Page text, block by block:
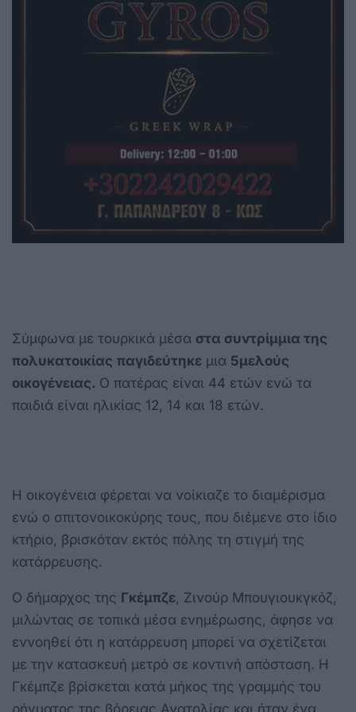
Σύμφωνα με τουρκικά μέσα στα συντρίμμια της
πολυκατοικίας παγιδεύτηκε μια 5μελούς
οικογένειας. Ο πατέρας είναι 44 ετών ενώ τα
παιδιά είναι ηλικίας 12, 14 και 18 ετών.
Η οικογένεια φέρεται να νοίκιαζε το διαμέρισμα
ενώ ο σπιτονοικοκύρης τους, που διέμενε στο ίδιο
κτήριο, βρισκόταν εκτός πόλης τη στιγμή της
κατάρρευσης.
Ο δήμαρχος της Γκέμπζε, Ζινούρ Μπουγιουκγκόζ,
μιλώντας σε τοπικά μέσα ενημέρωσης, άφησε να
εννοηθεί ότι η κατάρρευση μπορεί να σχετίζεται
με την κατασκευή μετρό σε κοντινή απόσταση. Η
Γκέμπζε βρίσκεται κατά μήκος της γραμμής του